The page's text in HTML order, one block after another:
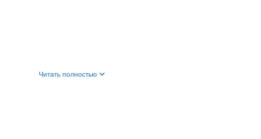
Читать полностью